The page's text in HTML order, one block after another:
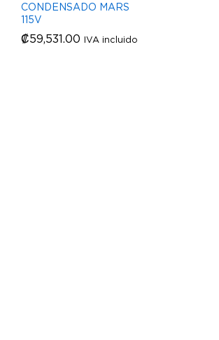
CONDENSADO MARS
115V
₡59,531.00 IVA incluido
₡59,531.00